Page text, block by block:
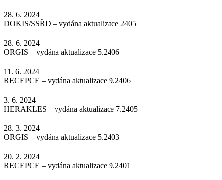
28. 6. 2024
DOKIS/SSŘD – vydána aktualizace 2405
28. 6. 2024
ORGIS – vydána aktualizace 5.2406
11. 6. 2024
RECEPCE – vydána aktualizace 9.2406
3. 6. 2024
HERAKLES – vydána aktualizace 7.2405
28. 3. 2024
ORGIS – vydána aktualizace 5.2403
20. 2. 2024
RECEPCE – vydána aktualizace 9.2401